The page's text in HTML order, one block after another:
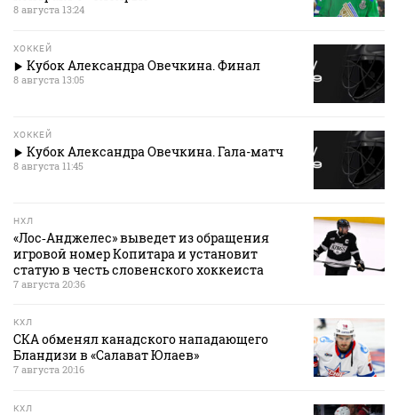
8 августа 13:24
ХОККЕЙ
Кубок Александра Овечкина. Финал
8 августа 13:05
ХОККЕЙ
Кубок Александра Овечкина. Гала-матч
8 августа 11:45
НХЛ
«Лос‑Анджелес» выведет из обращения
игровой номер Копитара и установит
статую в честь словенского хоккеиста
7 августа 20:36
КХЛ
СКА обменял канадского нападающего
Бландизи в «Салават Юлаев»
7 августа 20:16
КХЛ